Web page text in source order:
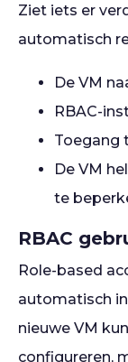
Ziet iets er
automatisch
De VM
RBAC-
Toegang
De VM
te
RBAC
Role-based
automatisch
nieuwe VM
configureren,